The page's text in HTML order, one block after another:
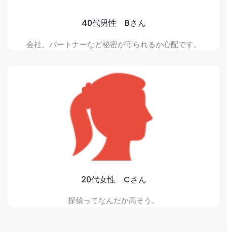
40代男性 Bさん
会社、パートナーなど秘密が守られるか心配です。
20代女性 Cさん
探偵ってなんだか高そう。
安心してください
ご相談内容に合わせ、経費・追加料金なしの安心お見積
をご提示させていただきます。